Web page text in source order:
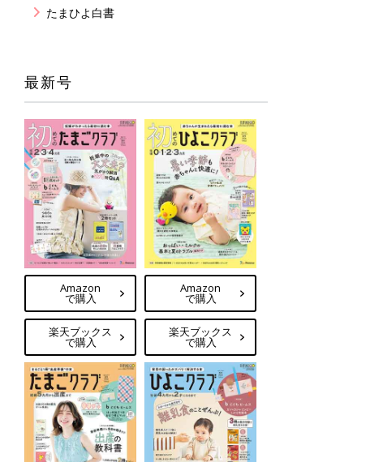
たまひよ白書
最新号
Amazon
で購入
楽天ブックス
で購入
Amazon
で購入
楽天ブックス
で購入